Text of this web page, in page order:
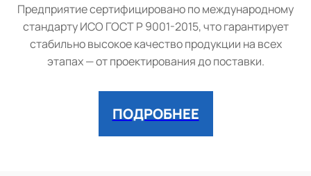
Предприятие сертифицировано по международному
стандарту ИСО ГОСТ Р 9001-2015, что гарантирует
стабильно высокое качество продукции на всех
этапах — от проектирования до поставки.
ПОДРОБНЕЕ